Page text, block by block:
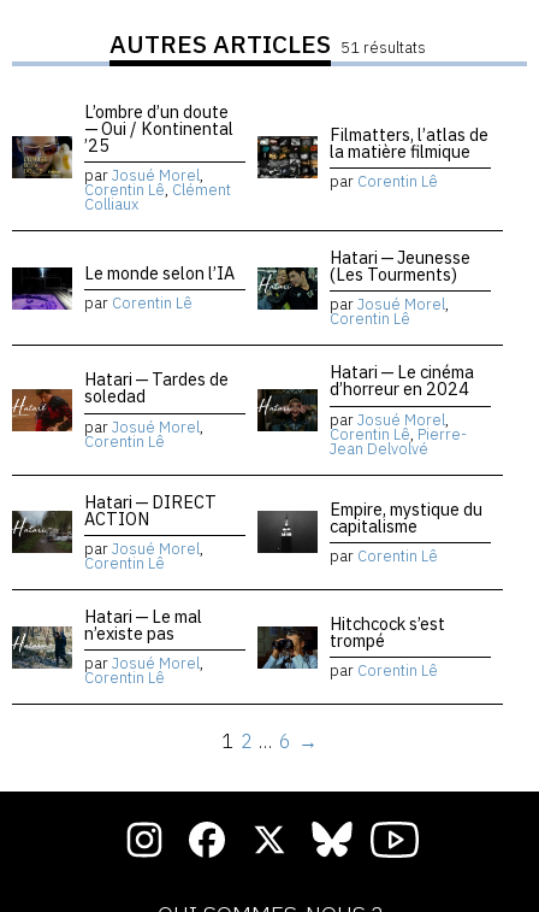
AUTRES ARTICLES 51 résultats
L’ombre d’un doute
— Oui / Kontinental
’25
parJosué Morel,
Corentin Lê, Clément
Colliaux
Filmatters, l’atlas de
la matière filmique
par Corentin Lê
Le monde selon l’IA
par Corentin Lê
Hatari — Jeunesse
(Les Tourments)
parJosué Morel,
Corentin Lê
Hatari — Tardes de
soledad
parJosué Morel,
Corentin Lê
Hatari — Le cinéma
d’horreur en 2024
parJosué Morel,
Corentin Lê, Pierre-
Jean Delvolvé
Hatari — DIRECT
ACTION
parJosué Morel,
Corentin Lê
Empire, mystique du
capitalisme
par Corentin Lê
Hatari — Le mal
n’existe pas
parJosué Morel,
Corentin Lê
Hitchcock s’est
trompé
par Corentin Lê
1 2 … 6 →